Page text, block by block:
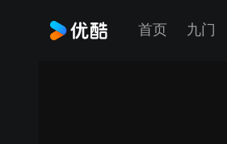
首页 九门